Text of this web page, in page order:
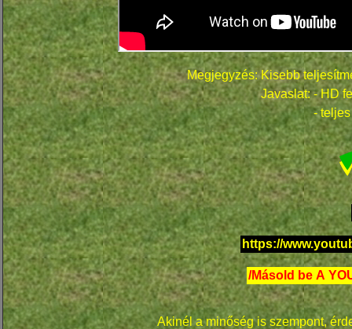
Megjegyzés: Kisebb
Javaslat: - HD
-
https://
/Másold be A
Akinél a minőség is szempont,